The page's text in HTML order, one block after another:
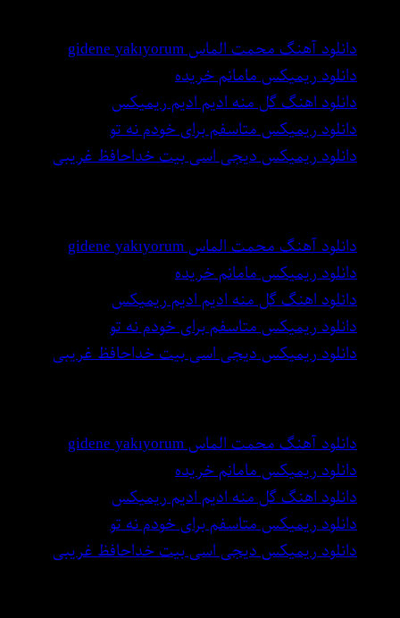
دانلود آهنگ محمت الماس gidene yakıyorum
دانلود ریمیکس مامانم خریده
دانلود اهنگ گل منه ادیم ادیم ریمیکس
دانلود ریمیکس متاسفم برای خودم نه تو
دانلود ریمیکس دیجی اسی بیت خداحافظ غریبی
دانلود آهنگ محمت الماس gidene yakıyorum
دانلود ریمیکس مامانم خریده
دانلود اهنگ گل منه ادیم ادیم ریمیکس
دانلود ریمیکس متاسفم برای خودم نه تو
دانلود ریمیکس دیجی اسی بیت خداحافظ غریبی
دانلود آهنگ محمت الماس gidene yakıyorum
دانلود ریمیکس مامانم خریده
دانلود اهنگ گل منه ادیم ادیم ریمیکس
دانلود ریمیکس متاسفم برای خودم نه تو
دانلود ریمیکس دیجی اسی بیت خداحافظ غریبی